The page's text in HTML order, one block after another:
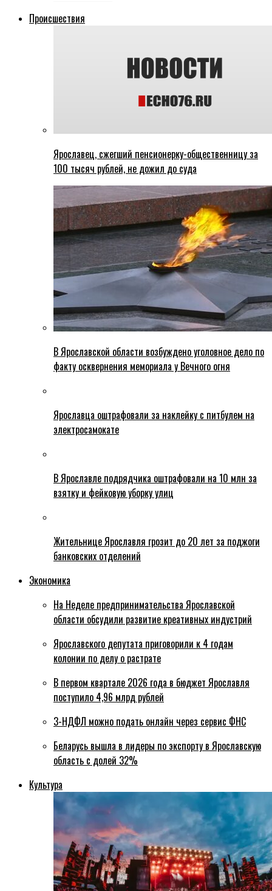
Происшествия
Ярославец, сжегший пенсионерку-общественницу за
100 тысяч рублей, не дожил до суда
В Ярославской области возбуждено уголовное дело по
факту осквернения мемориала у Вечного огня
Ярославца оштрафовали за наклейку с питбулем на
электросамокате
В Ярославле подрядчика оштрафовали на 10 млн за
взятку и фейковую уборку улиц
Жительнице Ярославля грозит до 20 лет за поджоги
банковских отделений
Экономика
На Неделе предпринимательства Ярославской
области обсудили развитие креативных индустрий
Ярославского депутата приговорили к 4 годам
колонии по делу о растрате
В первом квартале 2026 года в бюджет Ярославля
поступило 4,96 млрд рублей
3-НДФЛ можно подать онлайн через сервис ФНС
Беларусь вышла в лидеры по экспорту в Ярославскую
область с долей 32%
Культура